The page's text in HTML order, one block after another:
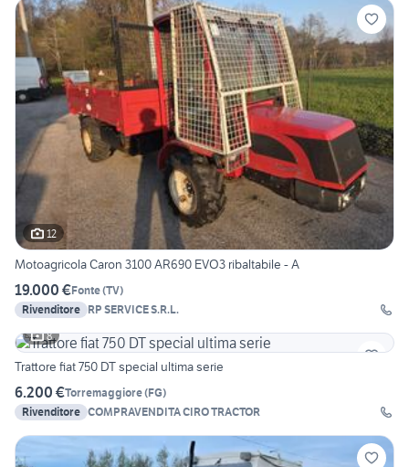
12
Motoagricola Caron 3100 AR690 EVO3 ribaltabile - A
19.000 €Fonte(TV)
Rivenditore RP SERVICE S.R.L.
8
Trattore fiat 750 DT special ultima serie
6.200 €Torremaggiore(FG)
Rivenditore COMPRAVENDITA CIRO TRACTOR